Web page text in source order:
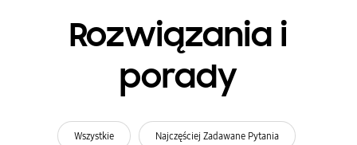
Rozwiązania i
porady
Wszystkie Najczęściej Zadawane Pytania